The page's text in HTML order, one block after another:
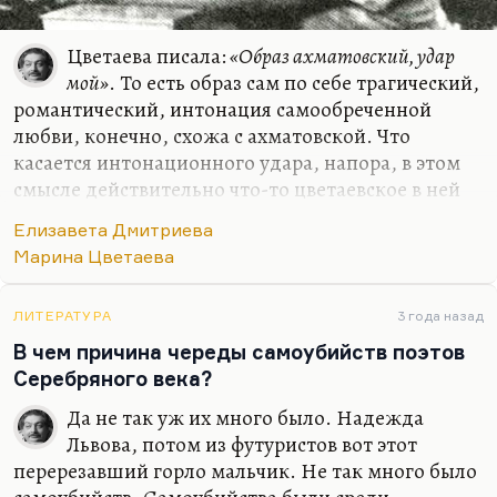
Цветаева писала:«Образ ахматовский, удар
мой». То есть образ сам по себе трагический,
романтический, интонация самообреченной
любви, конечно, схожа с ахматовской. Что
касается интонационного удара, напора, в этом
смысле действительно что-то цветаевское в ней
Дмитриевой не было ее счастливого дара
перевоплощаться, если бы она могла что-то
как минимум не меньшим, чем Ахматова,
равным, может быть, Цветаевой. Но в силу
долгой болезни, необходимости значительную
часть детства провести просто в неподвижности,
отвращения к собственной внешности и
биографии она была таким человеком, который…
Елизавета Дмитриева
Марина Цветаева
ЛИТЕРАТУРА 3 года назад
В чем причина череды самоубийств поэтов
Серебряного века?
Да не так уж их много было. Надежда
Львова, потом из футуристов вот этот
перерезавший горло мальчик. Не так много было